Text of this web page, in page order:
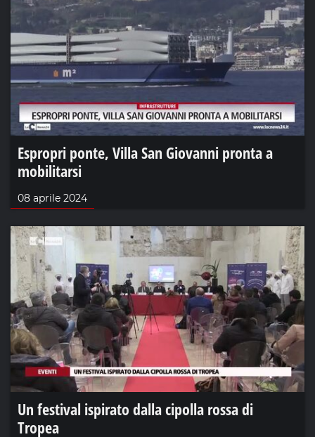
Espropri ponte, Villa San Giovanni pronta a
mobilitarsi
08 aprile 2024
Un festival ispirato dalla cipolla rossa di
Tropea